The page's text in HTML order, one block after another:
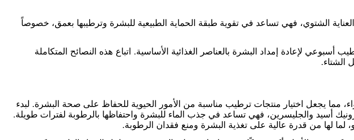
الشتوي، فهي تساعد في تقوية طبقة الحماية الطبيعية للبشرة وترطيبها بعمق، خصوصاً
أسبوعي لإعادة إمداد البشرة بالعناصر الغذائية الأساسية. اتباع هذه النصائح المتكاملة
الشتاء.
مما يجعل اختيار منتجات ترطيب مناسبة من الأمور الحيوية للحفاظ على صحة البشرة. لبدء
أسيد والجليسرين، فهي تساعد في جذب الماء للبشرة واحتفاظها بالرطوبة لفترات طويلة.
لما لها من قدرة عالية على تغذية البشرة ومنع فقدان الرطوبة.